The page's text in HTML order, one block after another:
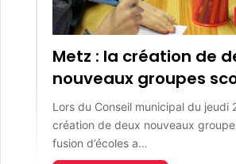
Metz : la création de
nouveaux groupes
Lors du Conseil municipal du jeudi
création de deux nouveaux
fusion d’écoles a…